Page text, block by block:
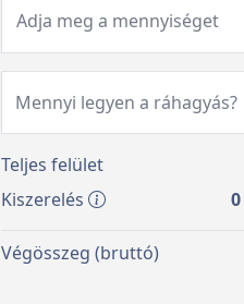
Adja meg a mennyiséget
Teljes felület
Kiszerelés 0
Végösszeg (bruttó)